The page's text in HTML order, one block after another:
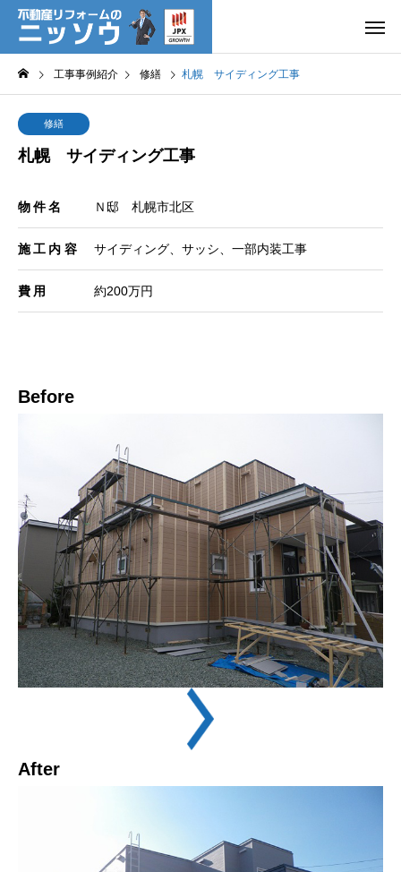
工事事例紹介 修繕 札幌 サイディング工事
修繕
札幌 サイディング工事
物件名 Ｎ邸 札幌市北区
施工内容 サイディング、サッシ、一部内装工事
費用 約200万円
Before
After